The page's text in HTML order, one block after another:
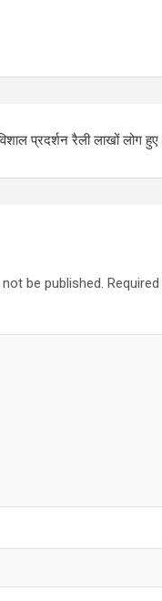
प्रदर्शन रैली लाखों लोग हुए
be published.